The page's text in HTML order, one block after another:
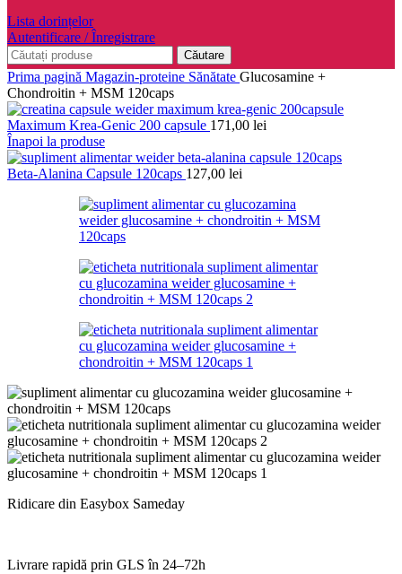
Lista dorințelor
Autentificare / Înregistrare
Căutare
Prima pagină Magazin-proteine Sănătate Glucosamine +
Chondroitin + MSM 120caps
Maximum Krea-Genic 200 capsule 171,00 lei
Înapoi la produse
Beta-Alanina Capsule 120caps 127,00 lei
Ridicare din Easybox Sameday
Livrare rapidă prin GLS în 24–72h